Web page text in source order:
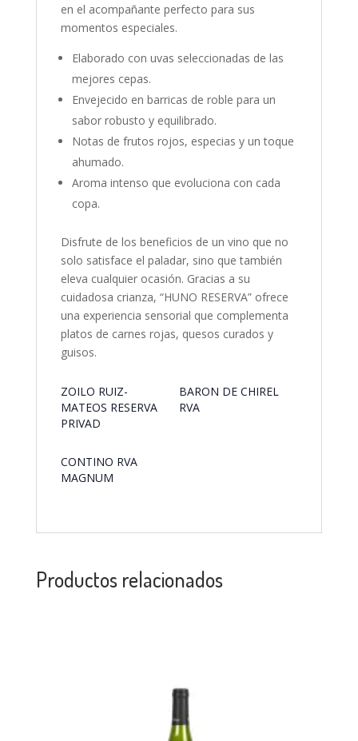
en el acompañante perfecto para sus
momentos especiales.
Elaborado con uvas seleccionadas de las
mejores cepas.
Envejecido en barricas de roble para un
sabor robusto y equilibrado.
Notas de frutos rojos, especias y un toque
ahumado.
Aroma intenso que evoluciona con cada
copa.
Disfrute de los beneficios de un vino que no
solo satisface el paladar, sino que también
eleva cualquier ocasión. Gracias a su
cuidadosa crianza, “HUNO RESERVA” ofrece
una experiencia sensorial que complementa
platos de carnes rojas, quesos curados y
guisos.
ZOILO RUIZ-
MATEOS RESERVA
PRIVAD
BARON DE CHIREL
RVA
CONTINO RVA
MAGNUM
Productos relacionados